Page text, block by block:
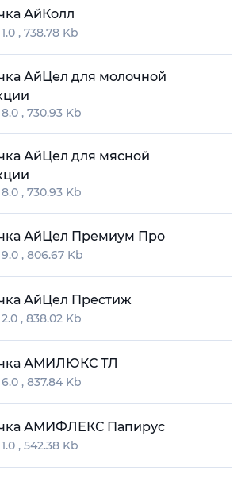
АйКолл
1.0 738.78 Kb
АйЦел для молочной
8.0 730.93 Kb
АйЦел для мясной
8.0 730.93 Kb
АйЦел Премиум Про
9.0 806.67 Kb
АйЦел Престиж
2.0 838.02 Kb
АМИЛЮКС ТЛ
6.0 837.84 Kb
АМИФЛЕКС Папирус
1.0 542.38 Kb